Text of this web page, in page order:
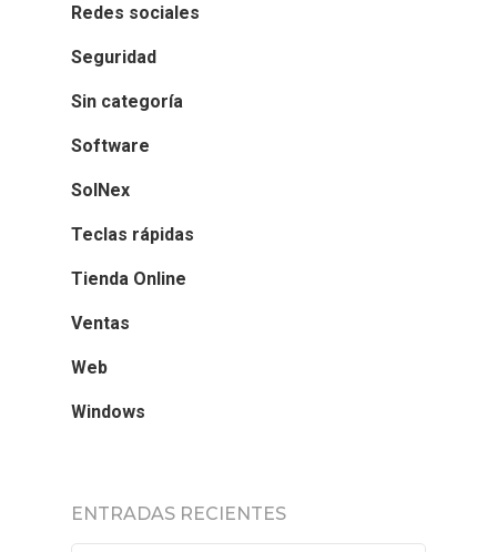
Redes sociales
Seguridad
Sin categoría
Software
SolNex
Teclas rápidas
Tienda Online
Ventas
Web
Windows
ENTRADAS RECIENTES